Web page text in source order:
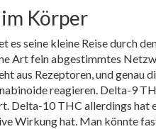
Körper
seine kleine Reise durch
Art fein abgestimmtes
aus Rezeptoren, und genau
reagieren. Delta-9
Delta-10 THC allerdings hat
Wirkung hat. Man könnte